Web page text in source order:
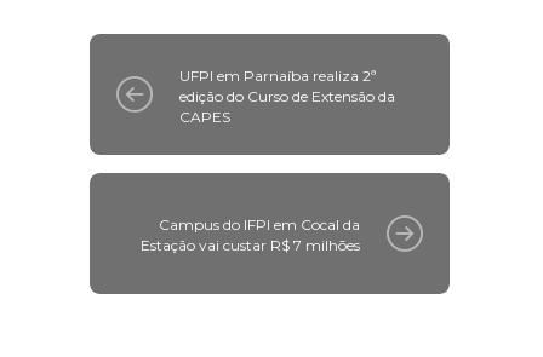
UFPI em Parnaíba realiza 2ª
edição do Curso de Extensão da
CAPES
Campus do IFPI em Cocal da
Estação vai custar R$ 7 milhões